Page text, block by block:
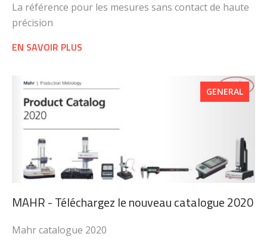
La référence pour les mesures sans contact de haute
précision
EN SAVOIR PLUS
GENERAL
MAHR - Téléchargez le nouveau catalogue 2020
Mahr catalogue 2020